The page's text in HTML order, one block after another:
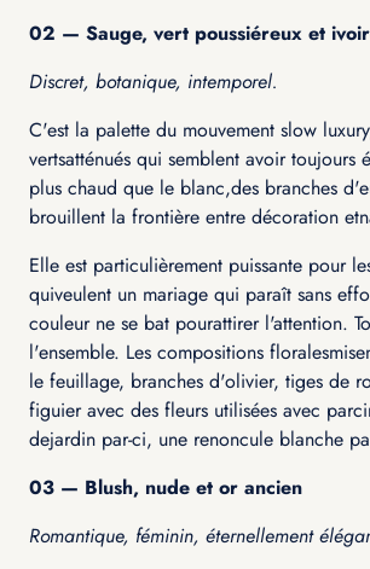
02 — Sauge, vert poussiéreux et
Discret, botanique, intemporel.
C'est la palette du mouvement slow
vertsatténués qui semblent avoir toujours
plus chaud que le blanc,des branches
brouillent la frontière entre décoration
Elle est particulièrement puissante pour
quiveulent un mariage qui paraît sans
couleur ne se bat pourattirer l'attention.
l'ensemble. Les compositions
le feuillage, branches d'olivier, tiges de
figuier avec des fleurs utilisées avec
dejardin par-ci, une renoncule blanche
03 — Blush, nude et or ancien
Romantique, féminin, éternellement